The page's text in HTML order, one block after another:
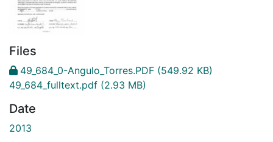
Files
49_684_0-Angulo_Torres.PDF (549.92 KB)
49_684_fulltext.pdf (2.93 MB)
Date
2013